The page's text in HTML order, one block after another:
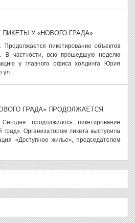
У «НОВОГО ГРАДА»
Продолжается пикетирование объектов
В частности, всю прошедшую неделю
у главного офиса холдинга Юрия
ул....
ГРАДА» ПРОДОЛЖАЕТСЯ
продолжилось пикетирование
Организатором пикета выступила
«Доступное жилье», председателем